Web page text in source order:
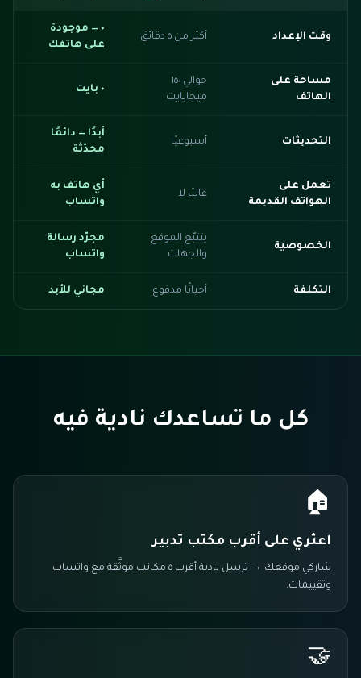
وقت الإعداد أكثر من ٥ دقائق
٠ — موجودة
على هاتفك
مساحة على
الهاتف
حوالي ١٥٠
ميجابايت
٠ بايت
التحديثات أسبوعيًا
أبدًا — دائمًا
محدّثة
تعمل على
الهواتف القديمة
غالبًا لا
أي هاتف به
واتساب
الخصوصية
يتتبّع الموقع
والجهات
مجرّد رسالة
واتساب
التكلفة أحيانًا مدفوع مجاني للأبد
كل ما تساعدك نادية فيه
🏠
اعثري على أقرب مكتب تدبير
شاركي موقعك → ترسل نادية أقرب ٥ مكاتب موثَّقة مع واتساب
وتقييمات.
🤝